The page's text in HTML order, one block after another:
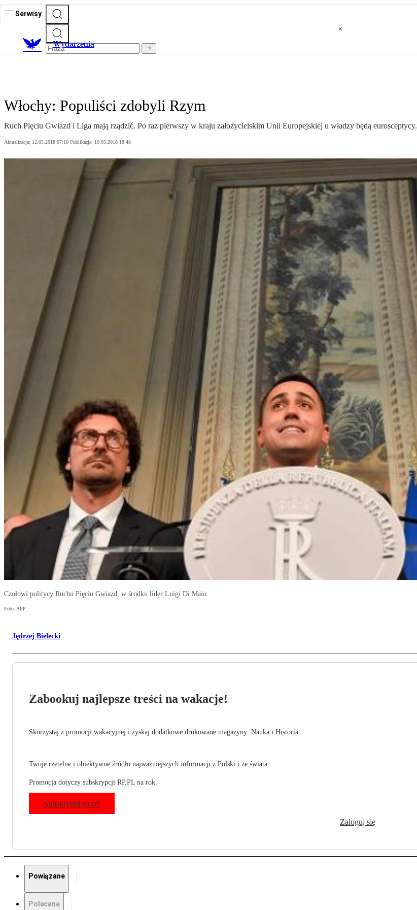
Serwisy
Wydarzenia
Włochy: Populiści zdobyli Rzym
Ruch Pięciu Gwiazd i Liga mają rządzić. Po raz pierwszy w kraju założycielskim Unii Europejskiej u władzy będą eurosceptycy.
Aktualizacja: 12.05.2018 07:10 Publikacja: 10.05.2018 18:48
Czołowi politycy Ruchu Pięciu Gwiazd, w środku lider Luigi Di Maio.
Foto: AFP
Jędrzej Bielecki
Zabookuj najlepsze treści na wakacje!
Skorzystaj z promocji wakacyjnej i zyskaj dodatkowe drukowane magazyny: Nauka i Historia.
Twoje rzetelne i obiektywne źródło najważniejszych informacji z Polski i ze świata.
Promocja dotyczy subskrypcji RP.PL na rok.
Subskrybuj teraz!
Zaloguj się
Powiązane
Polecane